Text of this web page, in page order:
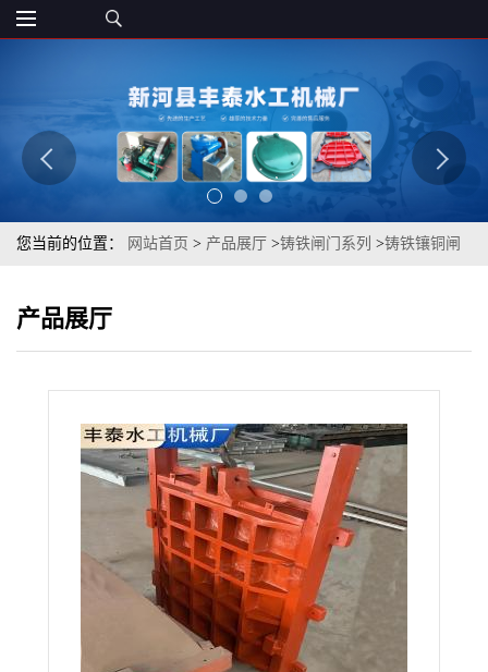
您当前的位置： 网站首页 > 产品展厅 >铸铁闸门系列 >铸铁镶铜闸
产品展厅